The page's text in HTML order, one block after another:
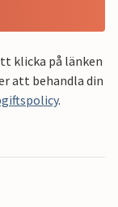
klicka på länken
att behandla din
.